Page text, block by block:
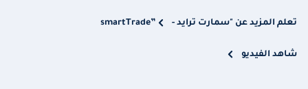
تعلم المزيد عن "سمارت ترايد - smartTrade”
شاهد الفيديو